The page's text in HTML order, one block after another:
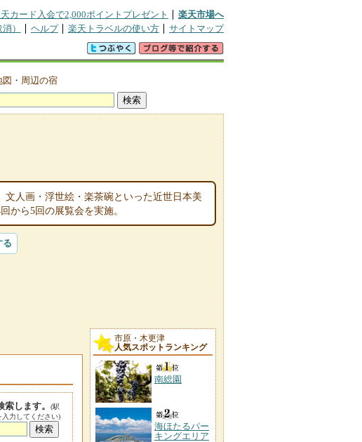
カード入会で2,000ポイントプレゼント
楽天市場へ
） ヘルプ 楽天トラベルの使い方 サイトマップ
図・周辺の宿
人画・浮世絵・楽茶碗といった近世日本美
から5回の展覧会を実施。
る
します。
(駅
力してください)
市原・木更津
人気スポットランキング
南総園
海ほたるパー
キングエリア